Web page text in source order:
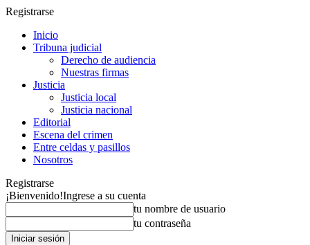
Registrarse
Inicio
Tribuna judicial
Derecho de audiencia
Nuestras firmas
Justicia
Justicia local
Justicia nacional
Editorial
Escena del crimen
Entre celdas y pasillos
Nosotros
Registrarse
¡Bienvenido!Ingrese a su cuenta
tu nombre de usuario
tu contraseña